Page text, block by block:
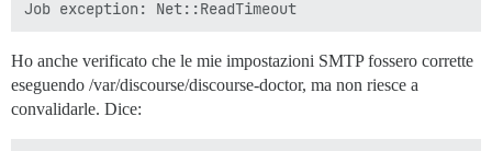
Ho anche verificato che le mie impostazioni SMTP fossero corrette
eseguendo /var/discourse/discourse-doctor, ma non riesce a
convalidarle. Dice: